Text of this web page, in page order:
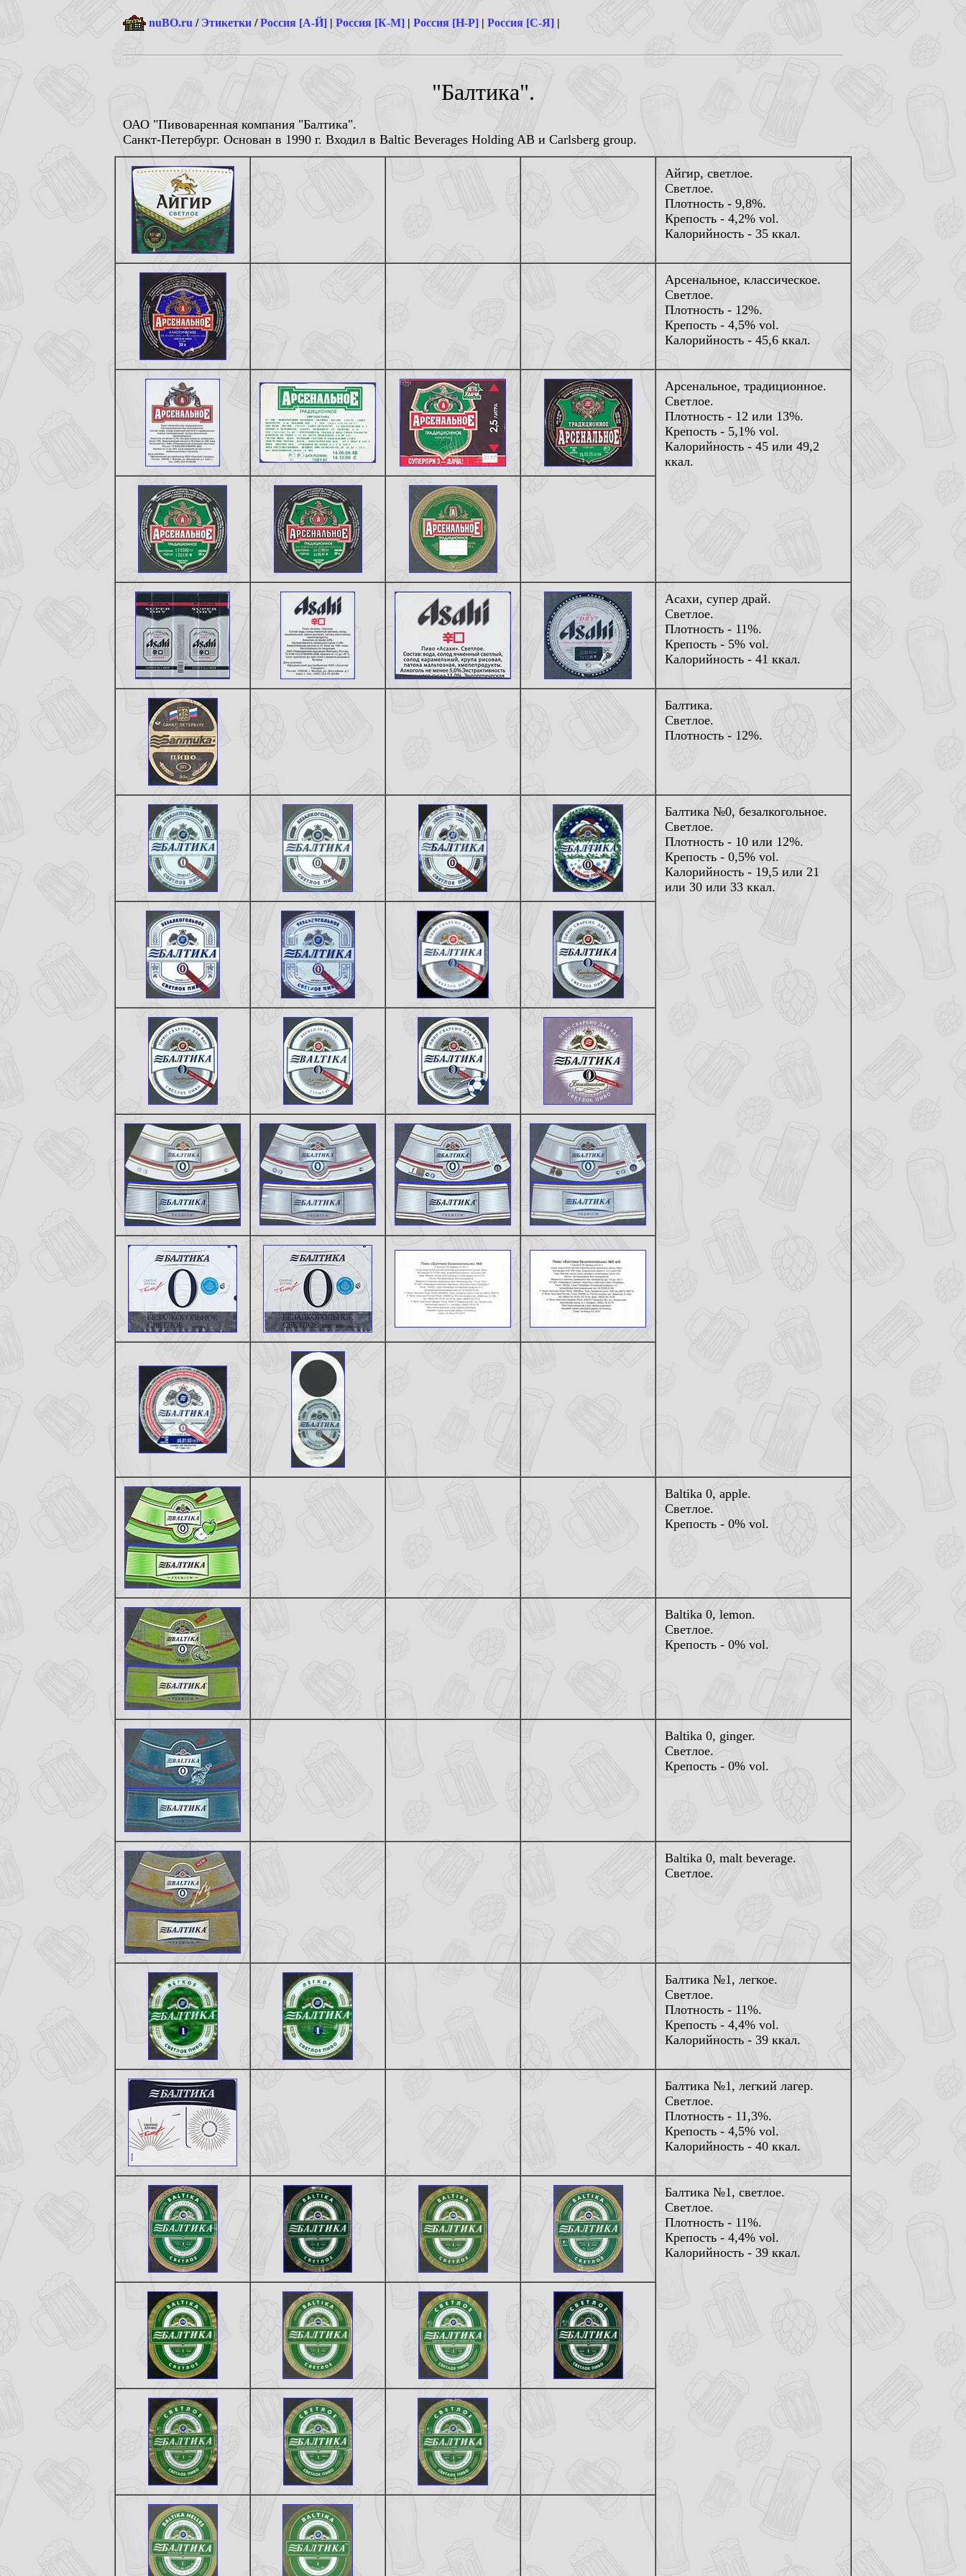
nuBO.ru / Этикетки /Россия [А-Й] | Россия [К-М] | Россия [Н-Р] | Россия [С-Я] |
"Балтика".
ОАО "Пивоваренная компания "Балтика".
Санкт-Петербург. Основан в 1990 г. Входил в Baltic Beverages Holding AB и Carlsberg group.
Айгир, светлое.
Светлое.
Плотность - 9,8%.
Крепость - 4,2% vol.
Калорийность - 35 ккал.
Арсенальное, классическое.
Светлое.
Плотность - 12%.
Крепость - 4,5% vol.
Калорийность - 45,6 ккал.
Арсенальное, традиционное.
Светлое.
Плотность - 12 или 13%.
Крепость - 5,1% vol.
Калорийность - 45 или 49,2
ккал.
Асахи, супер драй.
Светлое.
Плотность - 11%.
Крепость - 5% vol.
Калорийность - 41 ккал.
Балтика.
Светлое.
Плотность - 12%.
Балтика №0, безалкогольное.
Светлое.
Плотность - 10 или 12%.
Крепость - 0,5% vol.
Калорийность - 19,5 или 21
или 30 или 33 ккал.
Baltika 0, apple.
Светлое.
Крепость - 0% vol.
Baltika 0, lemon.
Светлое.
Крепость - 0% vol.
Baltika 0, ginger.
Светлое.
Крепость - 0% vol.
Baltika 0, malt beverage.
Светлое.
Балтика №1, легкое.
Светлое.
Плотность - 11%.
Крепость - 4,4% vol.
Калорийность - 39 ккал.
Балтика №1, легкий лагер.
Светлое.
Плотность - 11,3%.
Крепость - 4,5% vol.
Калорийность - 40 ккал.
Балтика №1, светлое.
Светлое.
Плотность - 11%.
Крепость - 4,4% vol.
Калорийность - 39 ккал.